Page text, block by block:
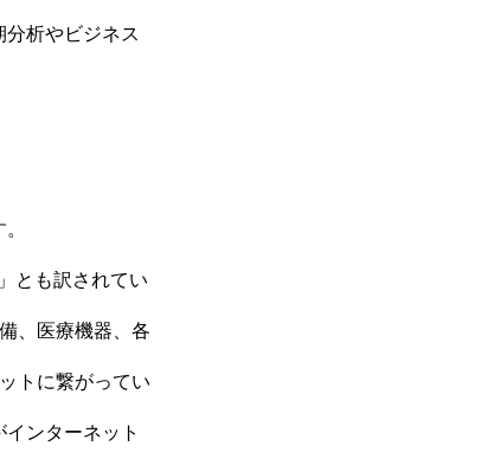
析やビジネス
とも訳されてい
、医療機器、各
トに繋がってい
ンターネット